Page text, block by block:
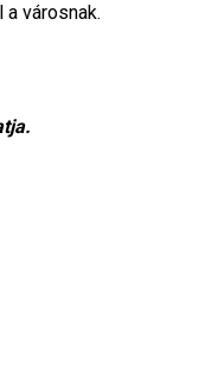
városnak.